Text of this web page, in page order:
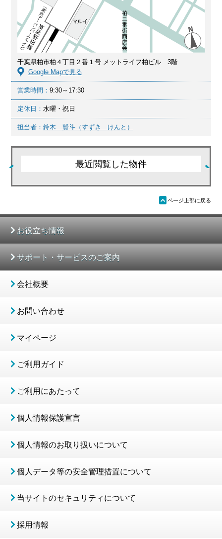
千葉県柏市柏４丁目２番１号 メットライフ柏ビル 3階
Google Mapで見る
営業時間： 9:30～17:30
定休日： 水曜・祝日
担当者： 鈴木 賢斗（すずき けんと）
最近閲覧した物件
ü ページ上部に戻る
お役立ち情報
サポート・サービスのご案内
会社概要
お問い合わせ
マイページ
ご利用ガイド
ご利用にあたって
個人情報保護宣言
個人情報のお取り扱いについて
個人データ等の安全管理措置について
当サイトのセキュリティについて
採用情報